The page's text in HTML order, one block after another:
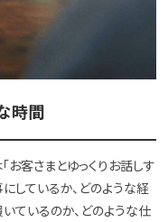
時間
客さまとゆっくりお話しす
しているか、どのような経
ているのか、どのような仕